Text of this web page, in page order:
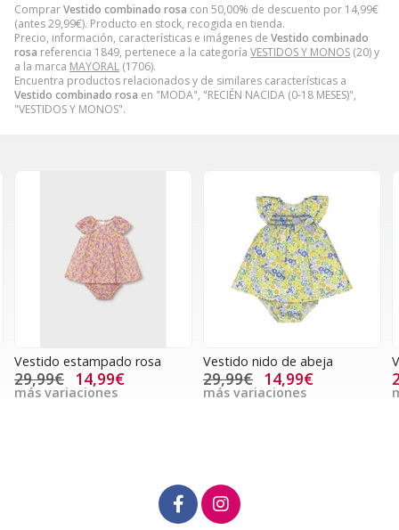
ComprarVestido combinado rosa con 50,00% de descuento por 14,99€
(antes29,99€). Producto en stock, recogida en tienda.
Precio, información, características e imágenes de Vestido combinado
rosa referencia 1849, pertenece a la categoría VESTIDOS Y MONOS (20) y
a la marca MAYORAL (1706).
Encuentra productos relacionados y de similares características a
Vestido combinado rosa en "MODA", "RECIÉN NACIDA (0-18 MESES)",
"VESTIDOS Y MONOS".
Vestido estampado rosa
29,99€ 14,99€
más variaciones
Vestido nido de abeja
29,99€ 14,99€
más variaciones